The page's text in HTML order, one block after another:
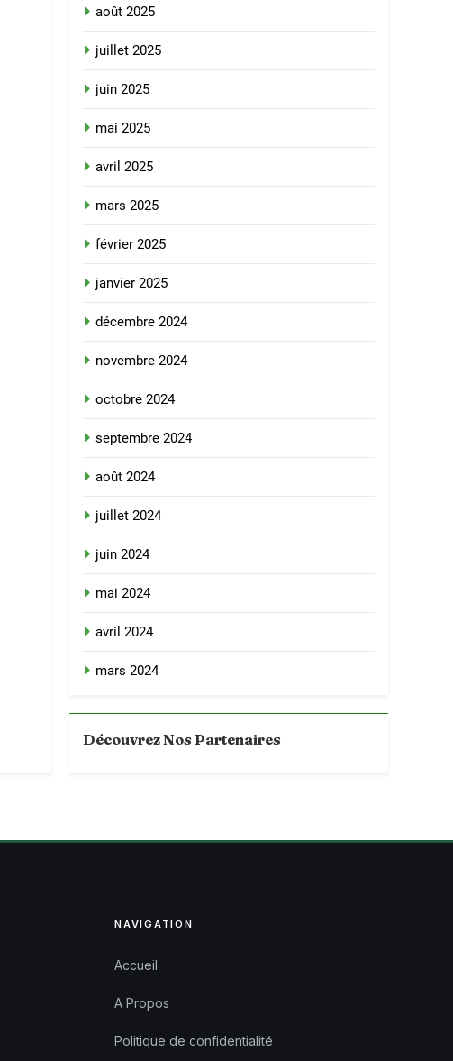
août 2025
juillet 2025
juin 2025
mai 2025
avril 2025
mars 2025
février 2025
janvier 2025
décembre 2024
novembre 2024
octobre 2024
septembre 2024
août 2024
juillet 2024
juin 2024
mai 2024
avril 2024
mars 2024
Découvrez Nos Partenaires
NAVIGATION
Accueil
A Propos
Politique de confidentialité